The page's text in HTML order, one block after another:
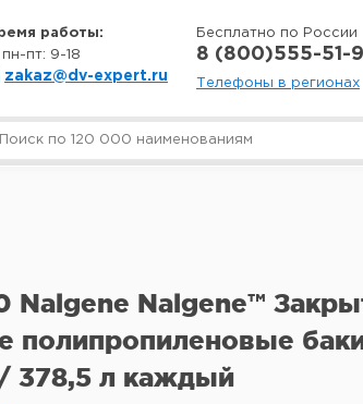
работы:
пн-пт: 9-18
zakaz@dv-expert.ru
Бесплатно по России
8 (800)555-51-
Телефоны в регионах
Nalgene Nalgene™
полипропиленовые
378,5 л каждый